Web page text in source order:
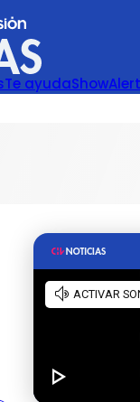
Te ayudaShow